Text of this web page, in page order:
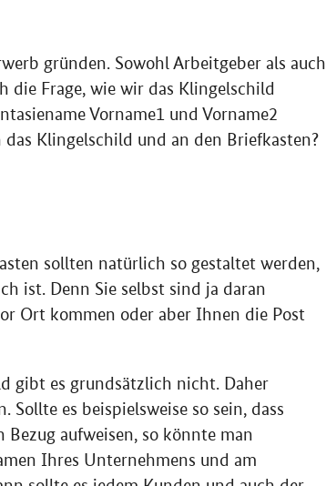
gründen. Sowohl Arbeitgeber als auch
die Frage, wie wir das Klingelschild
Vorname1 und Vorname2
Klingelschild und an den Briefkasten?
sollten natürlich so gestaltet werden,
ist. Denn Sie selbst sind ja daran
Ort kommen oder aber Ihnen die Post
gibt es grundsätzlich nicht. Daher
es beispielsweise so sein, dass
aufweisen, so könnte man
Ihres Unternehmens und am